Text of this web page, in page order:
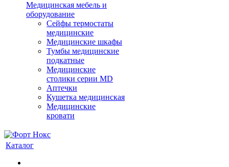
Медицинская мебель и
оборудование
Сейфы термостаты
медицинские
Медицинские шкафы
Тумбы медицинские
подкатные
Медицинские
столики серии MD
Аптечки
Кушетка медицинская
Медицинские
кровати
Каталог